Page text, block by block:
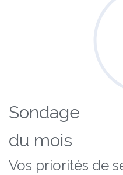
Sondage
du mois
Vos priorités de